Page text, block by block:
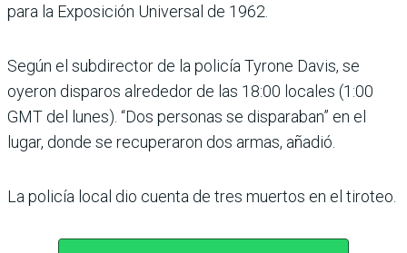
para la Exposición Universal de 1962.
Según el subdirector de la policía Tyrone Davis, se
oyeron disparos alrededor de las 18:00 locales (1:00
GMT del lunes). “Dos personas se disparaban” en el
lugar, donde se recuperaron dos armas, añadió.
La policía local dio cuenta de tres muertos en el tiroteo.